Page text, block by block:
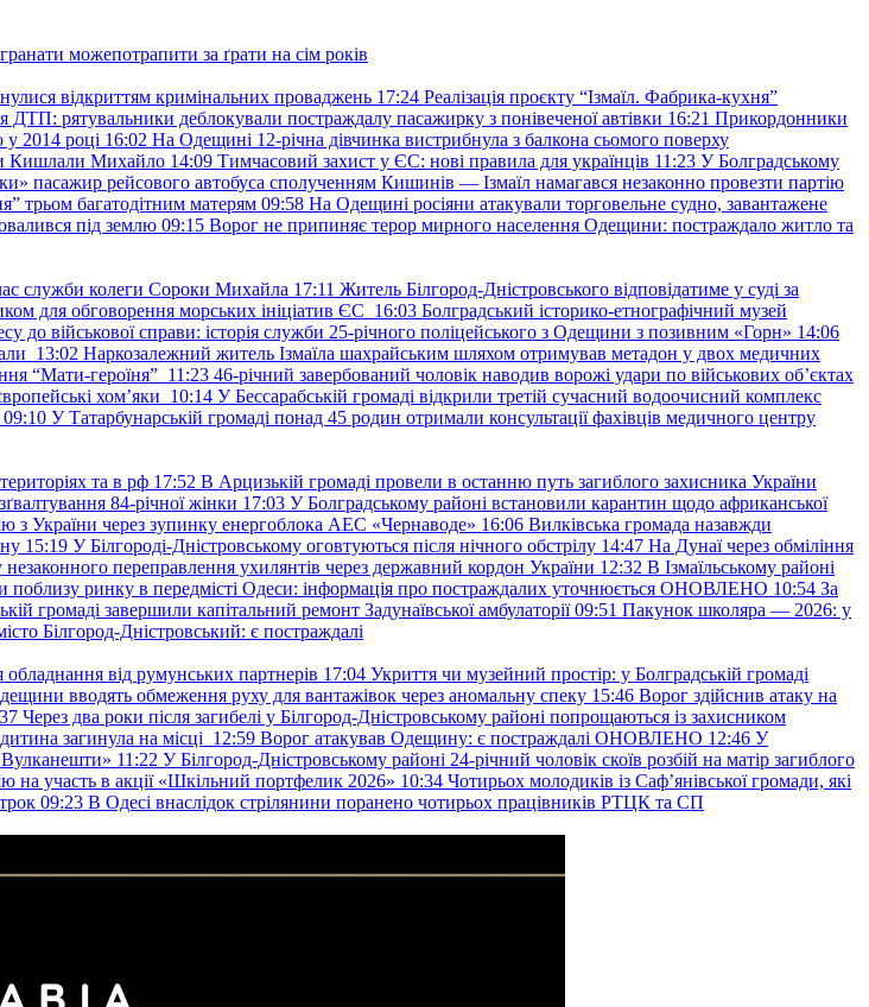
можепотрапити за ґрати на сім років
відкриттям кримінальних проваджень 17:24 Реалізація проєкту “Ізмаїл. Фабрика-кухня”
ДТП: рятувальники деблокували постраждалу пасажирку з понівеченої автівки 16:21 Прикордонники
у 2014 році 16:02 На Одещині 12-річна дівчинка вистрибнула з балкона сьомого поверху
Кишлали Михайло 14:09 Тимчасовий захист у ЄС: нові правила для українців 11:23 У Болградському
пасажир рейсового автобуса сполученням Кишинів — Ізмаїл намагався незаконно провезти партію
трьом багатодітним матерям 09:58 На Одещині росіяни атакували торговельне судно, завантажене
під землю 09:15 Ворог не припиняє терор мирного населення Одещини: постраждало житло та
час служби колеги Сороки Михайла 17:11 Житель Білгород-Дністровського відповідатиме у суді за
для обговорення морських ініціатив ЄС 16:03 Болградський історико-етнографічний музей
до військової справи: історія служби 25-річного поліцейського з Одещини з позивним «Горн» 14:06
13:02 Наркозалежний житель Ізмаїла шахрайським шляхом отримував метадон у двох медичних
“Мати-героїня” 11:23 46-річний завербований чоловік наводив ворожі удари по військових обʼєктах
хом’яки 10:14 У Бессарабській громаді відкрили третій сучасний водоочисний комплекс
09:10 У Татарбунарській громаді понад 45 родин отримали консультації фахівців медичного центру
та в рф 17:52 В Арцизькій громаді провели в останню путь загиблого захисника України
84-річної жінки 17:03 У Болградському районі встановили карантин щодо африканської
з України через зупинку енергоблока АЕС «Чернаводе» 16:06 Вилківська громада назавжди
15:19 У Білгороді-Дністровському оговтуються після нічного обстрілу 14:47 На Дунаї через обміління
переправлення ухилянтів через державний кордон України 12:32 В Ізмаїльському районі
поблизу ринку в передмісті Одеси: інформація про постраждалих уточнюється ОНОВЛЕНО 10:54 За
громаді завершили капітальний ремонт Задунаївської амбулаторії 09:51 Пакунок школяра — 2026: у
Білгород-Дністровський: є постраждалі
від румунських партнерів 17:04 Укриття чи музейний простір: у Болградській громаді
вводять обмеження руху для вантажівок через аномальну спеку 15:46 Ворог здійснив атаку на
Через два роки після загибелі у Білгород-Дністровському районі попрощаються із захисником
загинула на місці 12:59 Ворог атакував Одещину: є постраждалі ОНОВЛЕНО 12:46 У
11:22 У Білгород-Дністровському районі 24-річний чоловік скоїв розбій на матір загиблого
на участь в акції «Шкільний портфелик 2026» 10:34 Чотирьох молодиків із Саф’янівської громади, які
09:23 В Одесі внаслідок стрілянини поранено чотирьох працівників РТЦК та СП